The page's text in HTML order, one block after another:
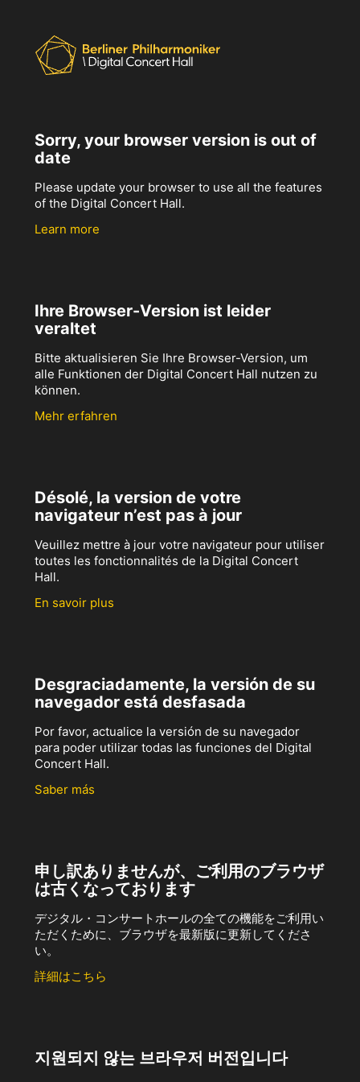
Sorry, your browser version is out of
date
Please update your browser to use all the features
of the Digital Concert Hall.
Learn more
Ihre Browser-Version ist leider
veraltet
Bitte aktualisieren Sie Ihre Browser-Version, um
alle Funktionen der Digital Concert Hall nutzen zu
können.
Mehr erfahren
Désolé, la version de votre
navigateur n’est pas à jour
Veuillez mettre à jour votre navigateur pour utiliser
toutes les fonctionnalités de la Digital Concert
Hall.
En savoir plus
Desgraciadamente, la versión de su
navegador está desfasada
Por favor, actualice la versión de su navegador
para poder utilizar todas las funciones del Digital
Concert Hall.
Saber más
申し訳ありませんが、ご利用のブラウザ
は古くなっております
デジタル・コンサートホールの全ての機能をご利用い
ただくために、ブラウザを最新版に更新してくださ
い。
詳細はこちら
지원되지 않는 브라우저 버전입니다